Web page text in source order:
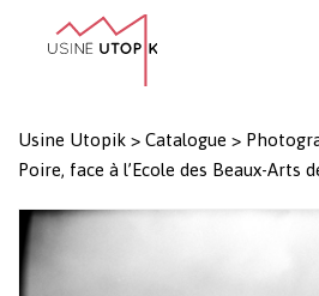
Panier
Usine Utopik > Catalogue >
Poire, face à l’Ecole des Beaux-Arts